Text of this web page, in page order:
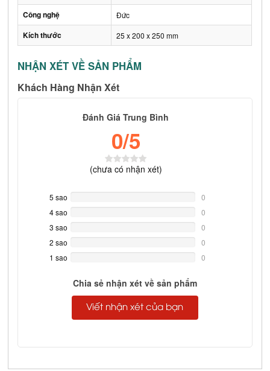
Công nghệ Đức
Kích thước 25 x 200 x 250 mm
NHẬN XÉT VỀ SẢN PHẨM
Khách Hàng Nhận Xét
Đánh Giá Trung Bình
0/5
(chưa có nhận xét)
5 sao
Complete
0
4 sao
Complete
0
3 sao
Complete
0
2 sao
Complete
0
1 sao
0
Chia sẻ nhận xét về sản phẩm
Viết nhận xét của bạn